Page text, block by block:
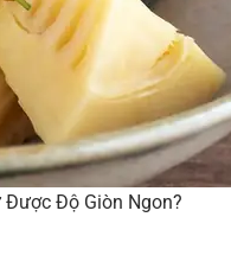
Được Độ Giòn Ngon?